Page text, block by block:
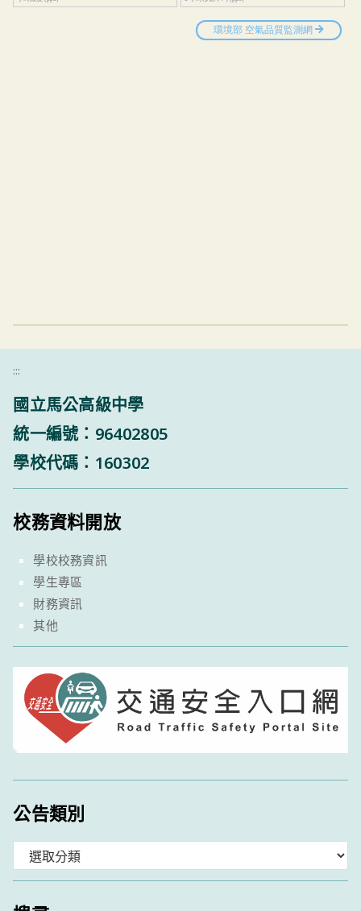
:::
國立馬公高級中學
統一編號：96402805
學校代碼：160302
校務資料開放
學校校務資訊
學生專區
財務資訊
其他
公告類別
類